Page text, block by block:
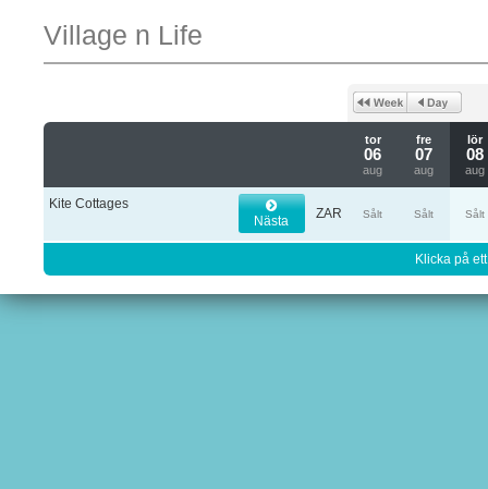
Village n Life
tor
06
aug
fre
07
aug
lör
08
aug
Kite Cottages
Nästa
ZAR Sålt Sålt Sålt
Klicka på